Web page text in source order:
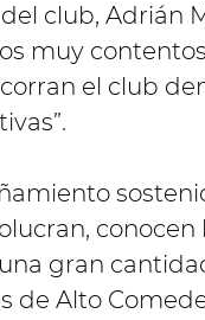
club, Adrián
muy
el club
gran
de Alto